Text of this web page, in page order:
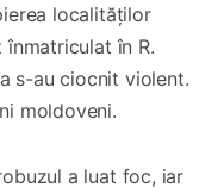
localităților
în R.
s-au ciocnit violent.
moldoveni.
a luat foc, iar